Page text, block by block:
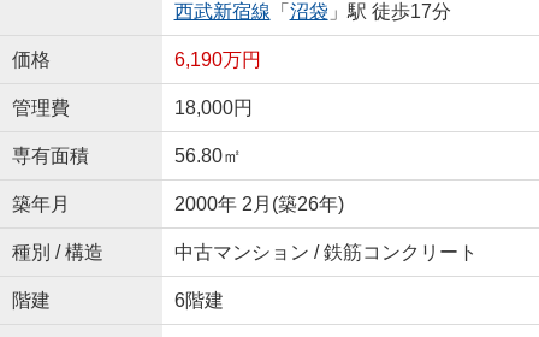
西武新宿線 「 沼袋 」駅 徒歩17分
価格 6,190万円
管理費 18,000円
専有面積 56.80㎡
築年月 2000年 2月(築26年)
種別 / 構造 中古マンション / 鉄筋コンクリート
階建 6階建